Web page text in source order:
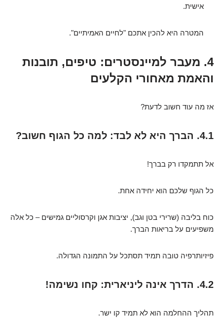
אישית.
המטרה היא להכין אתכם "לחיים האמיתיים".
4. מעבר למיינסטרים: טיפים, תובנות
והאמת מאחורי הקלעים
אז מה עוד חשוב לדעת?
4.1. הברך היא לא לבד: למה כל הגוף חשוב?
אל תתמקדו רק בברך!
כל הגוף שלכם הוא יחידה אחת.
כוח בליבה (שרירי בטן וגב), יציבות אגן וקרסוליים גמישים – כל אלה
משפיעים על בריאות הברך.
פיזיותרפיה טובה תמיד תסתכל על התמונה הגדולה.
4.2. הדרך אינה ליניארית: קחו נשימה!
תהליך ההחלמה הוא לא תמיד קו ישר.